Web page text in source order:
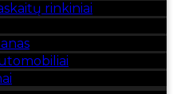
rinkiniai